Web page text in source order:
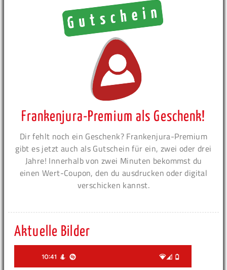
Frankenjura-Premium als Geschenk!
Dir fehlt noch ein Geschenk? Frankenjura-Premium
gibt es jetzt auch als Gutschein für ein, zwei oder drei
Jahre! Innerhalb von zwei Minuten bekommst du
einen Wert-Coupon, den du ausdrucken oder digital
verschicken kannst.
Aktuelle Bilder